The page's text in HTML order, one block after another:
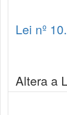
Lei nº
Altera a